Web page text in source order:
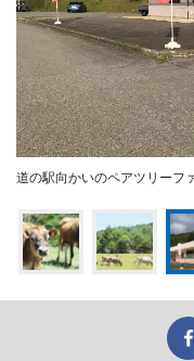
道の駅向かいのペアツリーフ